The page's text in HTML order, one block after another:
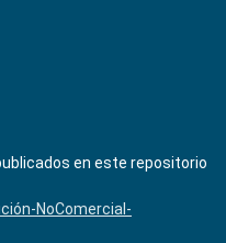
en este repositorio
NoComercial-